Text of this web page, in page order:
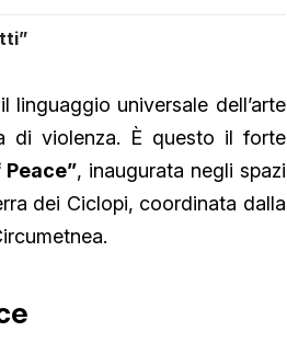
linguaggio universale dell’arte
di violenza. È questo il forte
, inaugurata negli spazi
dei Ciclopi, coordinata dalla